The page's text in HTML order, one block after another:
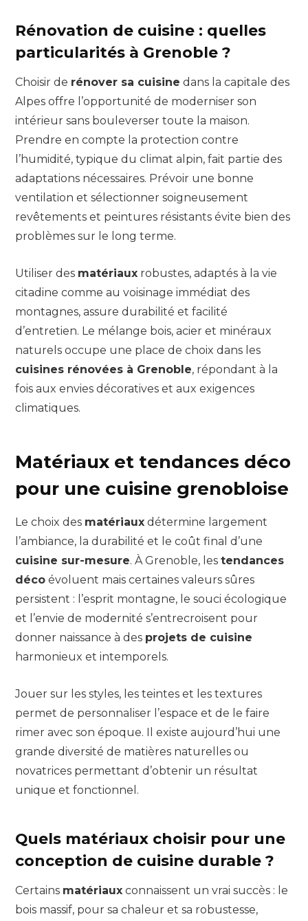
Rénovation de cuisine : quelles
particularités à Grenoble ?
Choisir de rénover sa cuisine dans la capitale des
Alpes offre l’opportunité de moderniser son
intérieur sans bouleverser toute la maison.
Prendre en compte la protection contre
l’humidité, typique du climat alpin, fait partie des
adaptations nécessaires. Prévoir une bonne
ventilation et sélectionner soigneusement
revêtements et peintures résistants évite bien des
problèmes sur le long terme.
Utiliser des matériaux robustes, adaptés à la vie
citadine comme au voisinage immédiat des
montagnes, assure durabilité et facilité
d’entretien. Le mélange bois, acier et minéraux
naturels occupe une place de choix dans les
cuisines rénovées à Grenoble, répondant à la
fois aux envies décoratives et aux exigences
climatiques.
Matériaux et tendances déco
pour une cuisine grenobloise
Le choix des matériaux détermine largement
l’ambiance, la durabilité et le coût final d’une
cuisine sur-mesure. À Grenoble, les tendances
déco évoluent mais certaines valeurs sûres
persistent : l’esprit montagne, le souci écologique
et l’envie de modernité s’entrecroisent pour
donner naissance à des projets de cuisine
harmonieux et intemporels.
Jouer sur les styles, les teintes et les textures
permet de personnaliser l’espace et de le faire
rimer avec son époque. Il existe aujourd’hui une
grande diversité de matières naturelles ou
novatrices permettant d’obtenir un résultat
unique et fonctionnel.
Quels matériaux choisir pour une
conception de cuisine durable ?
Certains matériaux connaissent un vrai succès : le
bois massif, pour sa chaleur et sa robustesse,